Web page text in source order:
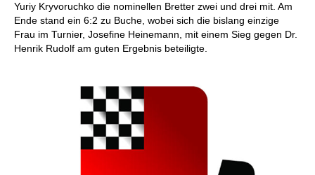
Yuriy Kryvoruchko die nominellen Bretter zwei und drei mit. Am
Ende stand ein 6:2 zu Buche, wobei sich die bislang einzige
Frau im Turnier, Josefine Heinemann, mit einem Sieg gegen Dr.
Henrik Rudolf am guten Ergebnis beteiligte.